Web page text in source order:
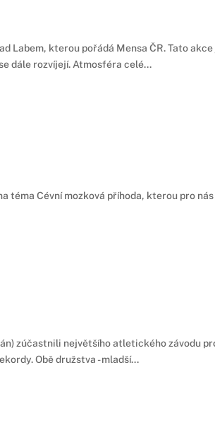
kterou pořádá Mensa ČR. Tato
dále rozvíjejí. Atmosféra celé...
téma Cévní mozková příhoda, kterou pro
zúčastnili největšího atletického závodu
Obě družstva - mladší...